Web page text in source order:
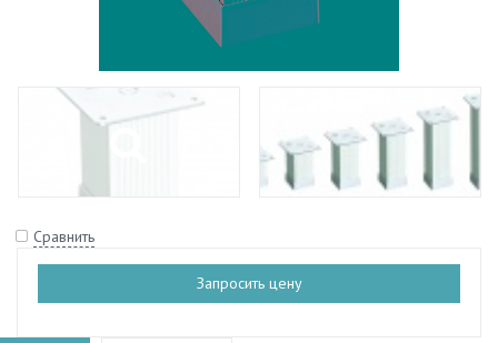
Сравнить
Запросить цену